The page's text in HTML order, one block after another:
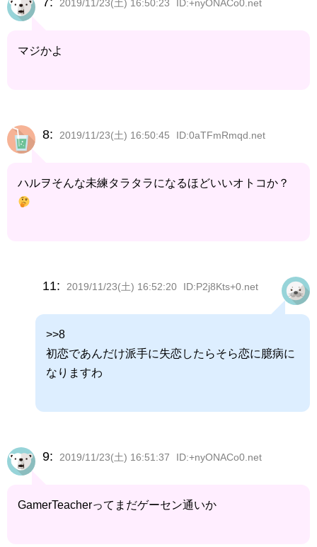
2019/11/23(土) 16:50:23 ID:+nyONACo0.net
マジかよ
8: 2019/11/23(土) 16:50:45 ID:0aTFmRmqd.net
ハルヲそんな未練タラタラになるほどいいオトコか？
11: 2019/11/23(土) 16:52:20 ID:P2j8Kts+0.net
>>8
初恋であんだけ派手に失恋したらそら恋に臆病に
なりますわ
9: 2019/11/23(土) 16:51:37 ID:+nyONACo0.net
GamerTeacherってまだゲーセン通いか